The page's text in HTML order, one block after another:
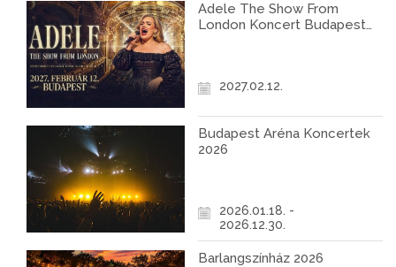
Adele The Show From
London Koncert Budapest
2027.02.12.
Budapest Aréna Koncertek
2026
2026.01.18. -
2026.12.30.
Barlangszínház 2026